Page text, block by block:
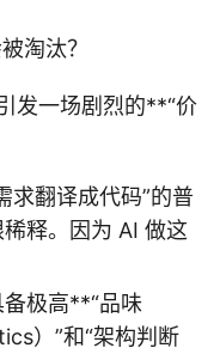
淘汰？
发一场剧烈的**“价
求翻译成代码”的普
释。因为 AI 做这
备极高**“品味
）”和“架构判断